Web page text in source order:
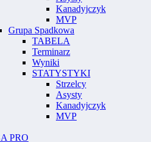
Kanadyjczyk
MVP
Grupa Spadkowa
TABELA
Terminarz
Wyniki
STATYSTYKI
Strzelcy
Asysty
Kanadyjczyk
MVP
PRO